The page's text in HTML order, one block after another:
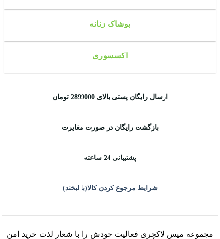
پوشاک زنانه
اکسسوری
ارسال رایگان پستی بالای 2899000 تومان
بازگشت رایگان در صورت مغایرت
پشتیبانی 24 ساعته
شرایط مرجوع کردن کالا(با لبخند)
مجموعه میس لاکچری فعالیت خودش را با شعار لذت خرید امن